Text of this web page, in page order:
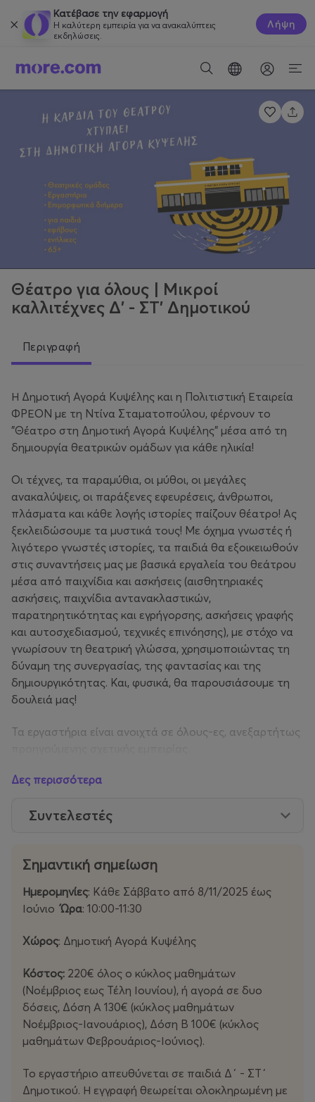
Κατέβασε την εφαρμογή
Η καλύτερη εμπειρία για να ανακαλύπτεις
εκδηλώσεις.
Λήψη
Θέατρο για όλους | Μικροί
καλλιτέχνες Δ' - ΣΤ' Δημοτικού
Περιγραφή
Η Δημοτική Αγορά Κυψέλης και η Πολιτιστική Εταιρεία
ΦΡΕΟΝ με τη Ντίνα Σταματοπούλου, φέρνουν το
"Θέατρο στη Δημοτική Αγορά Κυψέλης" μέσα από τη
δημιουργία θεατρικών ομάδων για κάθε ηλικία!
Οι τέχνες, τα παραμύθια, οι µύθοι, οι µεγάλες
ανακαλύψεις, οι παράξενες εφευρέσεις, άνθρωποι,
πλάσματα και κάθε λογής ιστορίες παίζουν θέατρο! Ας
ξεκλειδώσουμε τα μυστικά τους! Με όχημα γνωστές ή
λιγότερο γνωστές ιστορίες, τα παιδιά θα εξοικειωθούν
στις συναντήσεις μας με βασικά εργαλεία του θεάτρου
μέσα από παιχνίδια και ασκήσεις (αισθητηριακές
ασκήσεις, παιχνίδια αντανακλαστικών,
παρατηρητικότητας και εγρήγορσης, ασκήσεις γραφής
και αυτοσχεδιασμού, τεχνικές επινόησης), με στόχο να
γνωρίσουν τη θεατρική γλώσσα, χρησιμοποιώντας τη
δύναμη της συνεργασίας, της φαντασίας και της
δημιουργικότητας. Και, φυσικά, θα παρουσιάσουμε τη
δουλειά μας!
Τα εργαστήρια είναι ανοιχτά σε όλους-ες, ανεξαρτήτως
Δες περισσότερα
Συντελεστές
Σημαντική σημείωση
Ημερομηνίες: Kάθε Σάββατο από 8/11/2025 έως
ΙούνιοΏρα: 10:00-11:30
Χώρος: Δημοτική Αγορά Κυψέλης
Κόστος: 220€ όλος ο κύκλος μαθημάτων
(Νοέμβριος εως Τέλη Ιουνίου), ή αγορά σε δυο
δόσεις, Δόση Α 130€ (κύκλος μαθημάτων
Νοέμβριος-Ιανουάριος), Δόση Β 100€ (κύκλος
μαθημάτων Φεβρουάριος-Ιούνιος).
Το εργαστήριο απευθύνεται σε παιδιά Δ΄ - ΣΤ΄
Δημοτικού. Η εγγραφή θεωρείται ολοκληρωμένη με